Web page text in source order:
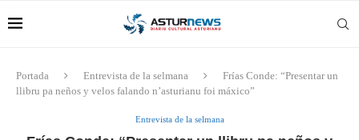
Portada Entrevista de la selmana
Frías Conde: “Presentar un
llibru pa neños y velos falando n’asturianu foi máxico”
Entrevista de la selmana